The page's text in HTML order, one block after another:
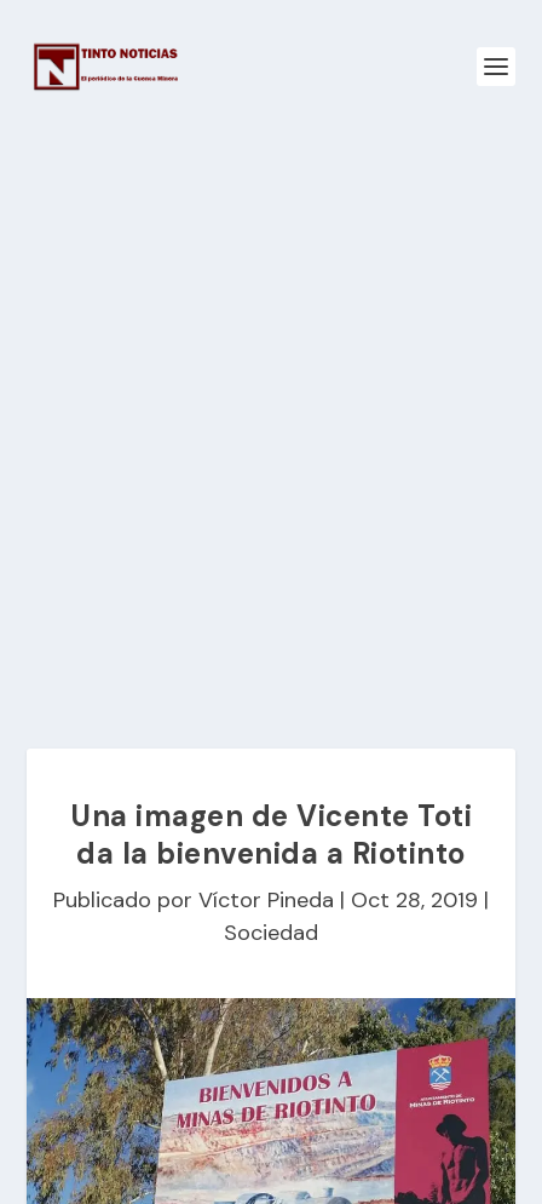
Una imagen de Vicente Toti
da la bienvenida a Riotinto
Publicado por Víctor Pineda | Oct 28, 2019 |
Sociedad